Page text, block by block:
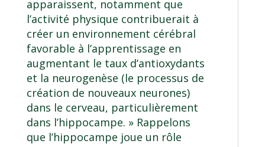
apparaissent, notamment que
l’activité physique contribuerait à
créer un environnement cérébral
favorable à l’apprentissage en
augmentant le taux d’antioxydants
et la neurogenèse (le processus de
création de nouveaux neurones)
dans le cerveau, particulièrement
dans l’hippocampe. » Rappelons
que l’hippocampe joue un rôle